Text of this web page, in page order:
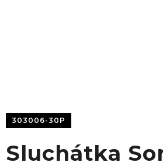
Sluchátka
303006-30P